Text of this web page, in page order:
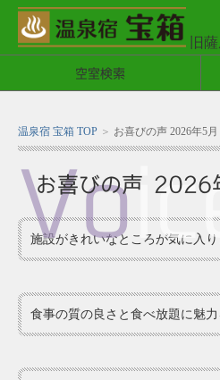
旧
空室検索
温泉宿 宝箱 TOP お喜びの声 2026年5月
お喜びの声 2026
Vo
施設がきれいなところが気に入り
食事の質の良さと食べ放題に魅力